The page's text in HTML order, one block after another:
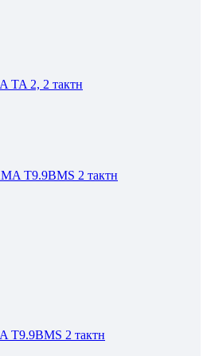
TA 2, 2 тактн
T9.9BMS 2 тактн